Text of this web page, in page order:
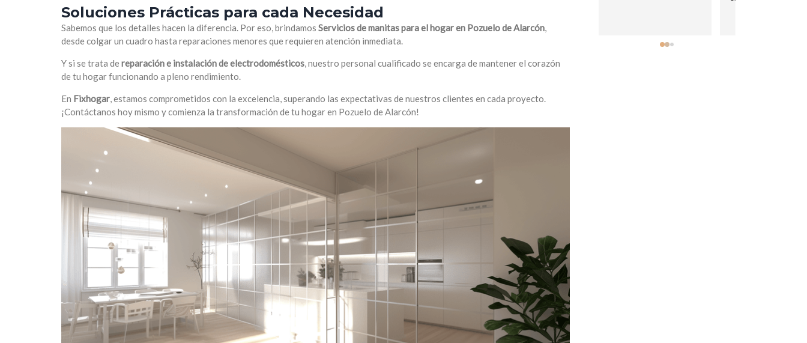
Soluciones Prácticas para cada Necesidad
Sabemos que los detalles hacen la diferencia. Por eso, brindamos Servicios de manitas para el hogar en Pozuelo de Alarcón,
desde colgar un cuadro hasta reparaciones menores que requieren atención inmediata.
Y si se trata dereparación e instalación de electrodomésticos, nuestro personal cualificado se encarga de mantener el corazón
de tu hogar funcionando a pleno rendimiento.
En Fixhogar, estamos comprometidos con la excelencia, superando las expectativas de nuestros clientes en cada proyecto.
¡Contáctanos hoy mismo y comienza la transformación de tu hogar en Pozuelo de Alarcón!